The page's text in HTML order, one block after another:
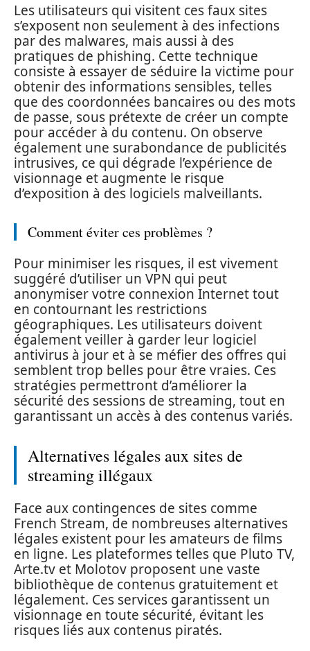
Les utilisateurs qui visitent ces faux sites
s’exposent non seulement à des infections
par des malwares, mais aussi à des
pratiques de phishing. Cette technique
consiste à essayer de séduire la victime pour
obtenir des informations sensibles, telles
que des coordonnées bancaires ou des mots
de passe, sous prétexte de créer un compte
pour accéder à du contenu. On observe
également une surabondance de publicités
intrusives, ce qui dégrade l’expérience de
visionnage et augmente le risque
d’exposition à des logiciels malveillants.
Comment éviter ces problèmes ?
Pour minimiser les risques, il est vivement
suggéré d’utiliser un VPN qui peut
anonymiser votre connexion Internet tout
en contournant les restrictions
géographiques. Les utilisateurs doivent
également veiller à garder leur logiciel
antivirus à jour et à se méfier des offres qui
semblent trop belles pour être vraies. Ces
stratégies permettront d’améliorer la
sécurité des sessions de streaming, tout en
garantissant un accès à des contenus variés.
Alternatives légales aux sites de
streaming illégaux
Face aux contingences de sites comme
French Stream, de nombreuses alternatives
légales existent pour les amateurs de films
en ligne. Les plateformes telles que Pluto TV,
Arte.tv et Molotov proposent une vaste
bibliothèque de contenus gratuitement et
légalement. Ces services garantissent un
visionnage en toute sécurité, évitant les
risques liés aux contenus piratés.